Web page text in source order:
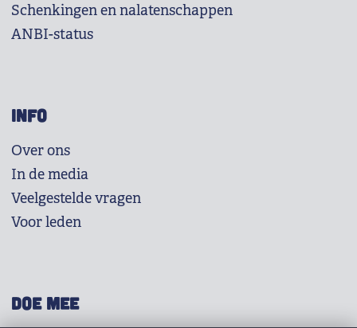
Schenkingen en nalatenschappen
ANBI-status
INFO
Over ons
In de media
Veelgestelde vragen
Voor leden
DOE MEE